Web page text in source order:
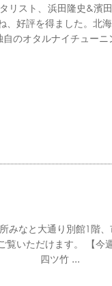
リスト、浜田隆史&濱
好評を得ました。北
のオタルナイチュー
なと大通り別館1階
いただけます。 【今
花 四ツ竹 ...